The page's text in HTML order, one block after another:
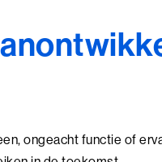
ongeacht functie of